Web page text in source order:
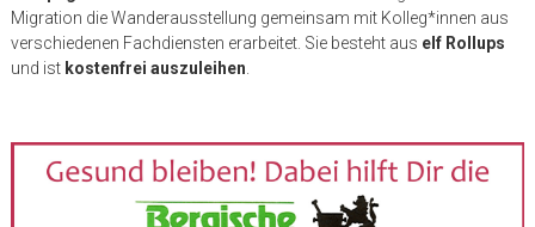
Migration die Wanderausstellung gemeinsam mit Kolleg*innen aus
verschiedenen Fachdiensten erarbeitet. Sie besteht aus elf Rollups
und ist kostenfrei auszuleihen